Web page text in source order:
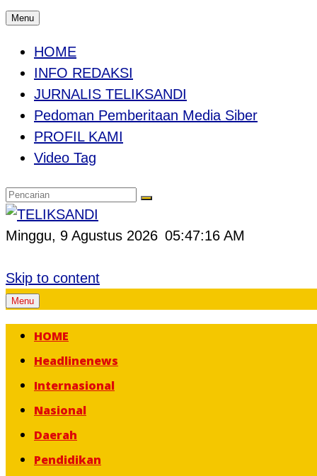
Menu
HOME
INFO REDAKSI
JURNALIS TELIKSANDI
Pedoman Pemberitaan Media Siber
PROFIL KAMI
Video Tag
Minggu, 9 Agustus 2026 05:47:17 AM
Skip to content
Menu
HOME
Headlinenews
Internasional
Nasional
Daerah
Pendidikan